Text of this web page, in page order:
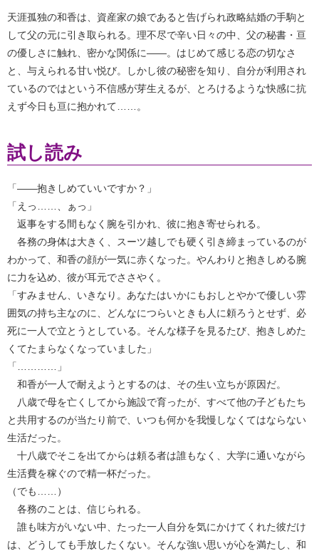
天涯孤独の和香は、資産家の娘であると告げられ政略結婚の手駒と
して父の元に引き取られる。理不尽で辛い日々の中、父の秘書・亘
の優しさに触れ、密かな関係に――。はじめて感じる恋の切なさ
と、与えられる甘い悦び。しかし彼の秘密を知り、自分が利用され
ているのではという不信感が芽生えるが、とろけるような快感に抗
えず今日も亘に抱かれて……。
試し読み
「――抱きしめていいですか？」
「えっ……、ぁっ」
返事をする間もなく腕を引かれ、彼に抱き寄せられる。
各務の身体は大きく、スーツ越しでも硬く引き締まっているのが
わかって、和香の顔が一気に赤くなった。やんわりと抱きしめる腕
に力を込め、彼が耳元でささやく。
「すみません、いきなり。あなたはいかにもおしとやかで優しい雰
囲気の持ち主なのに、どんなにつらいときも人に頼ろうとせず、必
死に一人で立とうとしている。そんな様子を見るたび、抱きしめた
くてたまらなくなっていました」
「…………」
和香が一人で耐えようとするのは、その生い立ちが原因だ。
八歳で母を亡くしてから施設で育ったが、すべて他の子どもたち
と共用するのが当たり前で、いつも何かを我慢しなくてはならない
生活だった。
十八歳でそこを出てからは頼る者は誰もなく、大学に通いながら
生活費を稼ぐので精一杯だった。
（でも……）
各務のことは、信じられる。
誰も味方がいない中、たった一人自分を気にかけてくれた彼だけ
は、どうしても手放したくない。そんな強い思いが心を満たし、和